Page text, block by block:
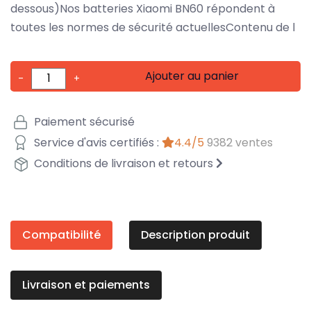
dessous)Nos batteries Xiaomi BN60 répondent à
toutes les normes de sécurité actuellesContenu de l
- + Ajouter au panier
Paiement sécurisé
Service d'avis certifiés :
4.4/5 9382 ventes
Conditions de livraison et retours
Compatibilité Description produit
Livraison et paiements